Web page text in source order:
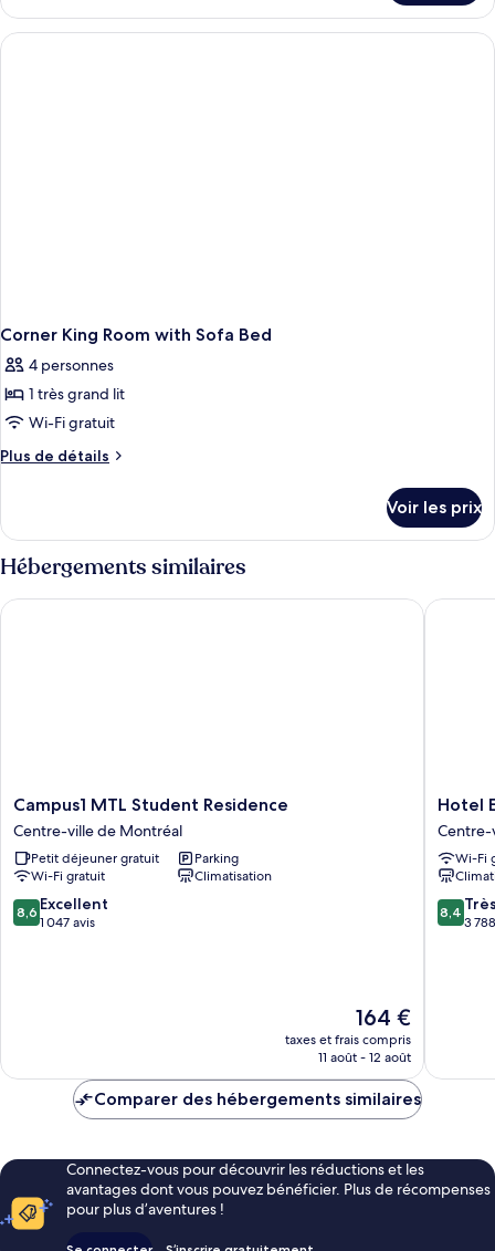
le
type
de
Corner King Room with Sofa Bed
4 personnes
1 très grand lit
Wi-Fi gratuit
Plus de détails
Plus
le
type
de
Corner
Voir les prix
Hébergements similaires
Campus1
MTL
Student
Residence
Centre-
ville
de
Campus1 MTL Student Residence
Centre-ville de Montréal
Petit déjeuner gratuit
Parking
Wi-Fi gratuit
Climatisation
8.6
sur
8,6 Excellent
1 047 avis
Le
nouveau
prix
de
164 €
taxes et frais compris
11 août - 12 août
Campus1 MTL Student Residence
Hotel
Europa,
BW
Centre-
ville
Hotel
Centre-
Wi-Fi
8.4
sur
8,4
3
Hotel
Comparer des hébergements similaires
Connectez-vous pour découvrir les réductions et les
avantages dont vous pouvez bénéficier. Plus de récompenses
pour plus d’aventures !